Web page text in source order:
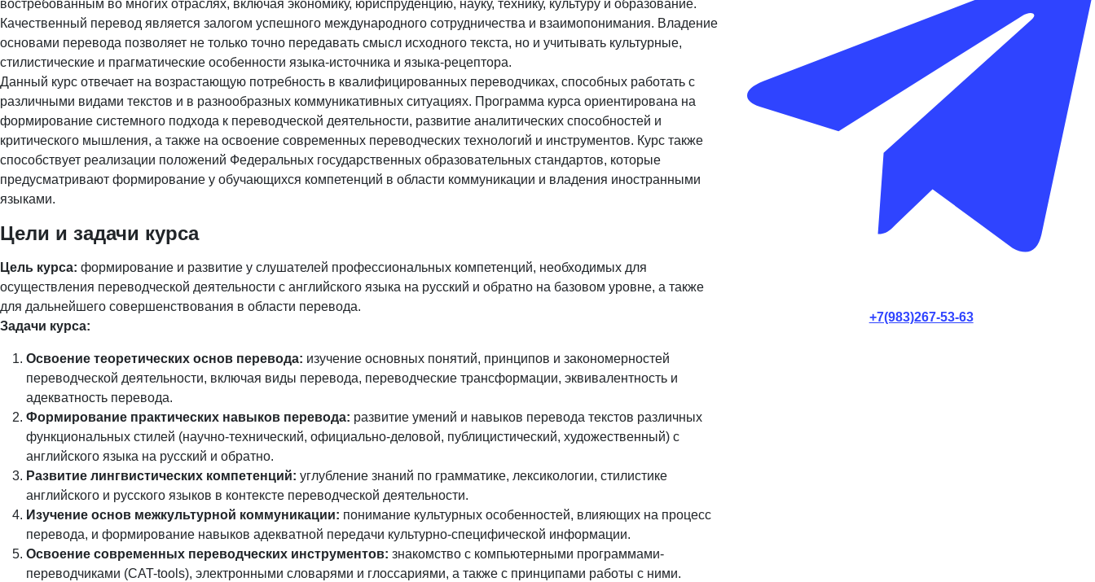
востребованным во многих отраслях, включая экономику, юриспруденцию, науку, технику, культуру и образование.
Качественный перевод является залогом успешного международного сотрудничества и взаимопонимания. Владение
основами перевода позволяет не только точно передавать смысл исходного текста, но и учитывать культурные,
стилистические и прагматические особенности языка-источника и языка-рецептора.
Данный курс отвечает на возрастающую потребность в квалифицированных переводчиках, способных работать с
различными видами текстов и в разнообразных коммуникативных ситуациях. Программа курса ориентирована на
формирование системного подхода к переводческой деятельности, развитие аналитических способностей и
критического мышления, а также на освоение современных переводческих технологий и инструментов. Курс также
способствует реализации положений Федеральных государственных образовательных стандартов, которые
предусматривают формирование у обучающихся компетенций в области коммуникации и владения иностранными
языками.
Цели и задачи курса
Цель курса: формирование и развитие у слушателей профессиональных компетенций, необходимых для
осуществления переводческой деятельности с английского языка на русский и обратно на базовом уровне, а также
для дальнейшего совершенствования в области перевода.
Задачи курса:
Освоение теоретических основ перевода: изучение основных понятий, принципов и закономерностей
переводческой деятельности, включая виды перевода, переводческие трансформации, эквивалентность и
адекватность перевода.
Формирование практических навыков перевода: развитие умений и навыков перевода текстов различных
функциональных стилей (научно-технический, официально-деловой, публицистический, художественный) с
английского языка на русский и обратно.
Развитие лингвистических компетенций: углубление знаний по грамматике, лексикологии, стилистике
английского и русского языков в контексте переводческой деятельности.
Изучение основ межкультурной коммуникации: понимание культурных особенностей, влияющих на процесс
перевода, и формирование навыков адекватной передачи культурно-специфической информации.
Освоение современных переводческих инструментов: знакомство с компьютерными программами-
переводчиками (CAT-tools), электронными словарями и глоссариями, а также с принципами работы с ними.
+7(983)267-53-63